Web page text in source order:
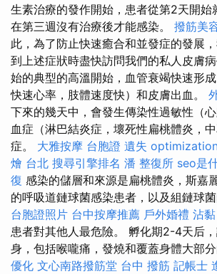
生素治療的發作開始，患者從第2天開始
在第三週沒有治療後才能感染。 撥筋美
此，為了防止快速癒合和並發症的發展
到上述症狀時盡快訪問我們的私人皮膚
始的典型的高溫開始，血管衰竭快速形
快速心率，肢體速度快）和皮膚出血。
下來的幾天中，會發生傳染性過敏性（
血症（淋巴結炎症，壞死性扁桃體炎，
症。 大雅按摩 台胞證 遺失
燴 台北 搜尋引擎排名 潘 整復所 seo是
復 感染的儲層和來源是扁桃體炎，斯嘉
的呼吸道鏈球菌感染患者，以及組鏈球菌
台胞證照片 台中按摩推薦 戶外婚禮 沾黏
患者對其他人最危險。 孵化期2-4天后
身，包括喉嚨痛，發燒和覆蓋身體大部
優化 文心南路撥筋堂 台中 撥筋 記帳士